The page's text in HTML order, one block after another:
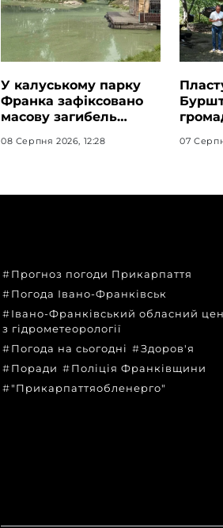
У калуському парку
Франка зафіксовано
масову загибель
отруєння озера
08 Серпня 2026, 12:28 07
Прогноз погоди Прикарпаття
Погода Івано-Франківськ
Івано-Франківський обласний
з гідрометеорології
Погода на сьогодні
Здоров'я
Поради
Поліція Франківщини
"Прикарпаттяобленерго"